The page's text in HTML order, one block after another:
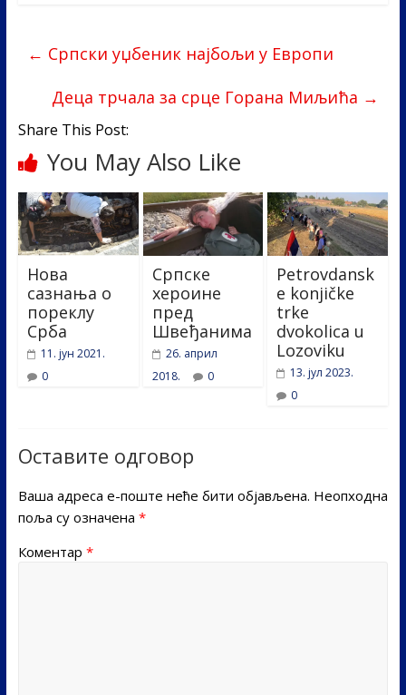
o
o
k
e
dI
n
e
← Српски уџбеник најбољи у Европи
Деца трчала за срце Горана Миљића →
Share This Post:
You May Also Like
Нова
сазнања о
пореклу
Срба
11. јун 2021.
0
Српске
хероине
пред
Швеђанима
26. април
2018.
0
Petrovdansk
e konjičke
trke
dvokolica u
Lozoviku
13. јул 2023.
0
Оставите одговор
Ваша адреса е-поште неће бити објављена. Неопходна
поља су означена *
Коментар *